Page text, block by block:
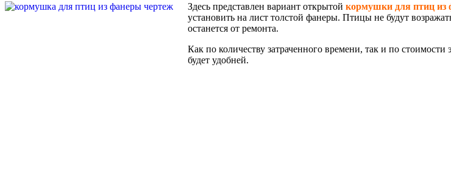
Здесь представлен вариант открытой кормушки для птиц из
установить на лист толстой фанеры. Птицы не будут
останется от ремонта.
Как по количеству затраченного времени, так и по
будет удобней.